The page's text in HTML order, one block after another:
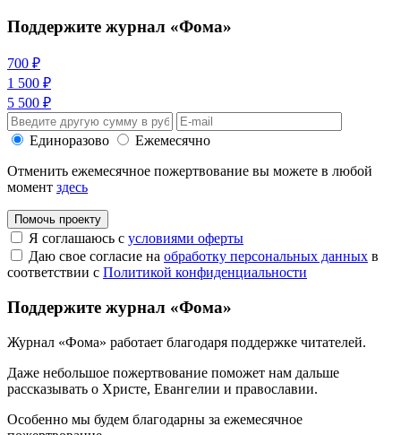
Поддержите журнал «Фома»
700 ₽
1 500 ₽
5 500 ₽
Единоразово
Ежемесячно
Отменить ежемесячное пожертвование вы можете в любой
момент здесь
Помочь проекту
Я соглашаюсь с условиями оферты
Даю свое согласие на обработку персональных данных в
соответствии с Политикой конфиденциальности
Поддержите журнал «Фома»
Журнал «Фома» работает благодаря поддержке читателей.
Даже небольшое пожертвование поможет нам дальше
рассказывать о Христе, Евангелии и православии.
Особенно мы будем благодарны за ежемесячное